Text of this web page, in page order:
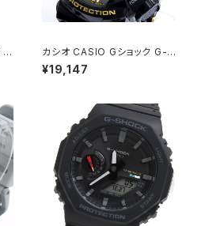
G
カシオ CASIO Gショック G-SH
OCK ハイパーカラーズ 腕時計
GA-110GB-１A ゴールド
¥19,147